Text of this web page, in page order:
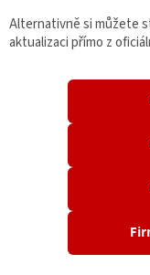
Alternativně si můžete
aktualizaci přímo z